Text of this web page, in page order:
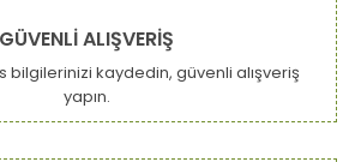
GÜVENLİ ALIŞVERİŞ
kaydedin, güvenli alışveriş
yapın.